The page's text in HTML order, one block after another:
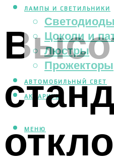
ЛАМПЫ И СВЕТИЛЬНИКИ
Светодиоды
Цоколи и
Люстры
Прожекторы
АВТОМОБИЛЬНЫЙ СВЕТ
АКВАРИУМ
МЕНЮ